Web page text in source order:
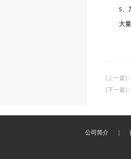
5
大
(上一篇) ：
(下一篇) ：
公司简介 |